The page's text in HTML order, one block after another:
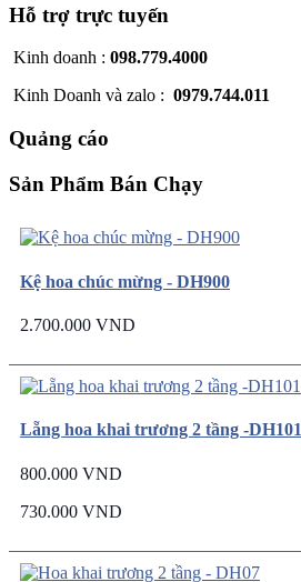
Hỗ trợ trực tuyến
Kinh doanh : 098.779.4000
Kinh Doanh và zalo : 0979.744.011
Quảng cáo
Sản Phẩm Bán Chạy
Kệ hoa chúc mừng - DH900
2.700.000 VND
Lẵng hoa khai trương 2 tầng -DH101
800.000 VND
730.000 VND